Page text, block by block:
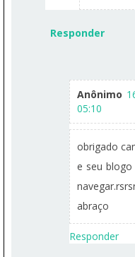
Responder
Anônimo
05:10
obrigado
e seu
abraço
Responder